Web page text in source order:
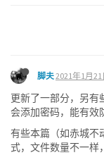
脚夫2021年1月
更新了一部分，另有
会添加密码，能有效
有些本篇（如赤城不
式，文件数量不一样